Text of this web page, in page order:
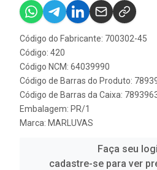
Código do Fabricante: 700302-45
Código: 420
Código NCM: 64039990
Código de Barras do Produto:
Código de Barras da Caixa:
Embalagem: PR/1
Marca: MARLUVAS
Faça seu
cadastre-se para ver